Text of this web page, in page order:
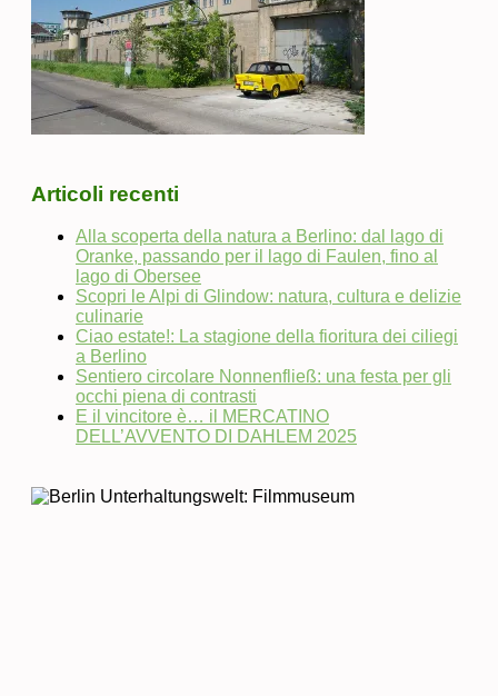
Articoli recenti
Alla scoperta della natura a Berlino: dal lago di
Oranke, passando per il lago di Faulen, fino al
lago di Obersee
Scopri le Alpi di Glindow: natura, cultura e delizie
culinarie
Ciao estate!: La stagione della fioritura dei ciliegi
a Berlino
Sentiero circolare Nonnenfließ: una festa per gli
occhi piena di contrasti
E il vincitore è… il MERCATINO
DELL’AVVENTO DI DAHLEM 2025